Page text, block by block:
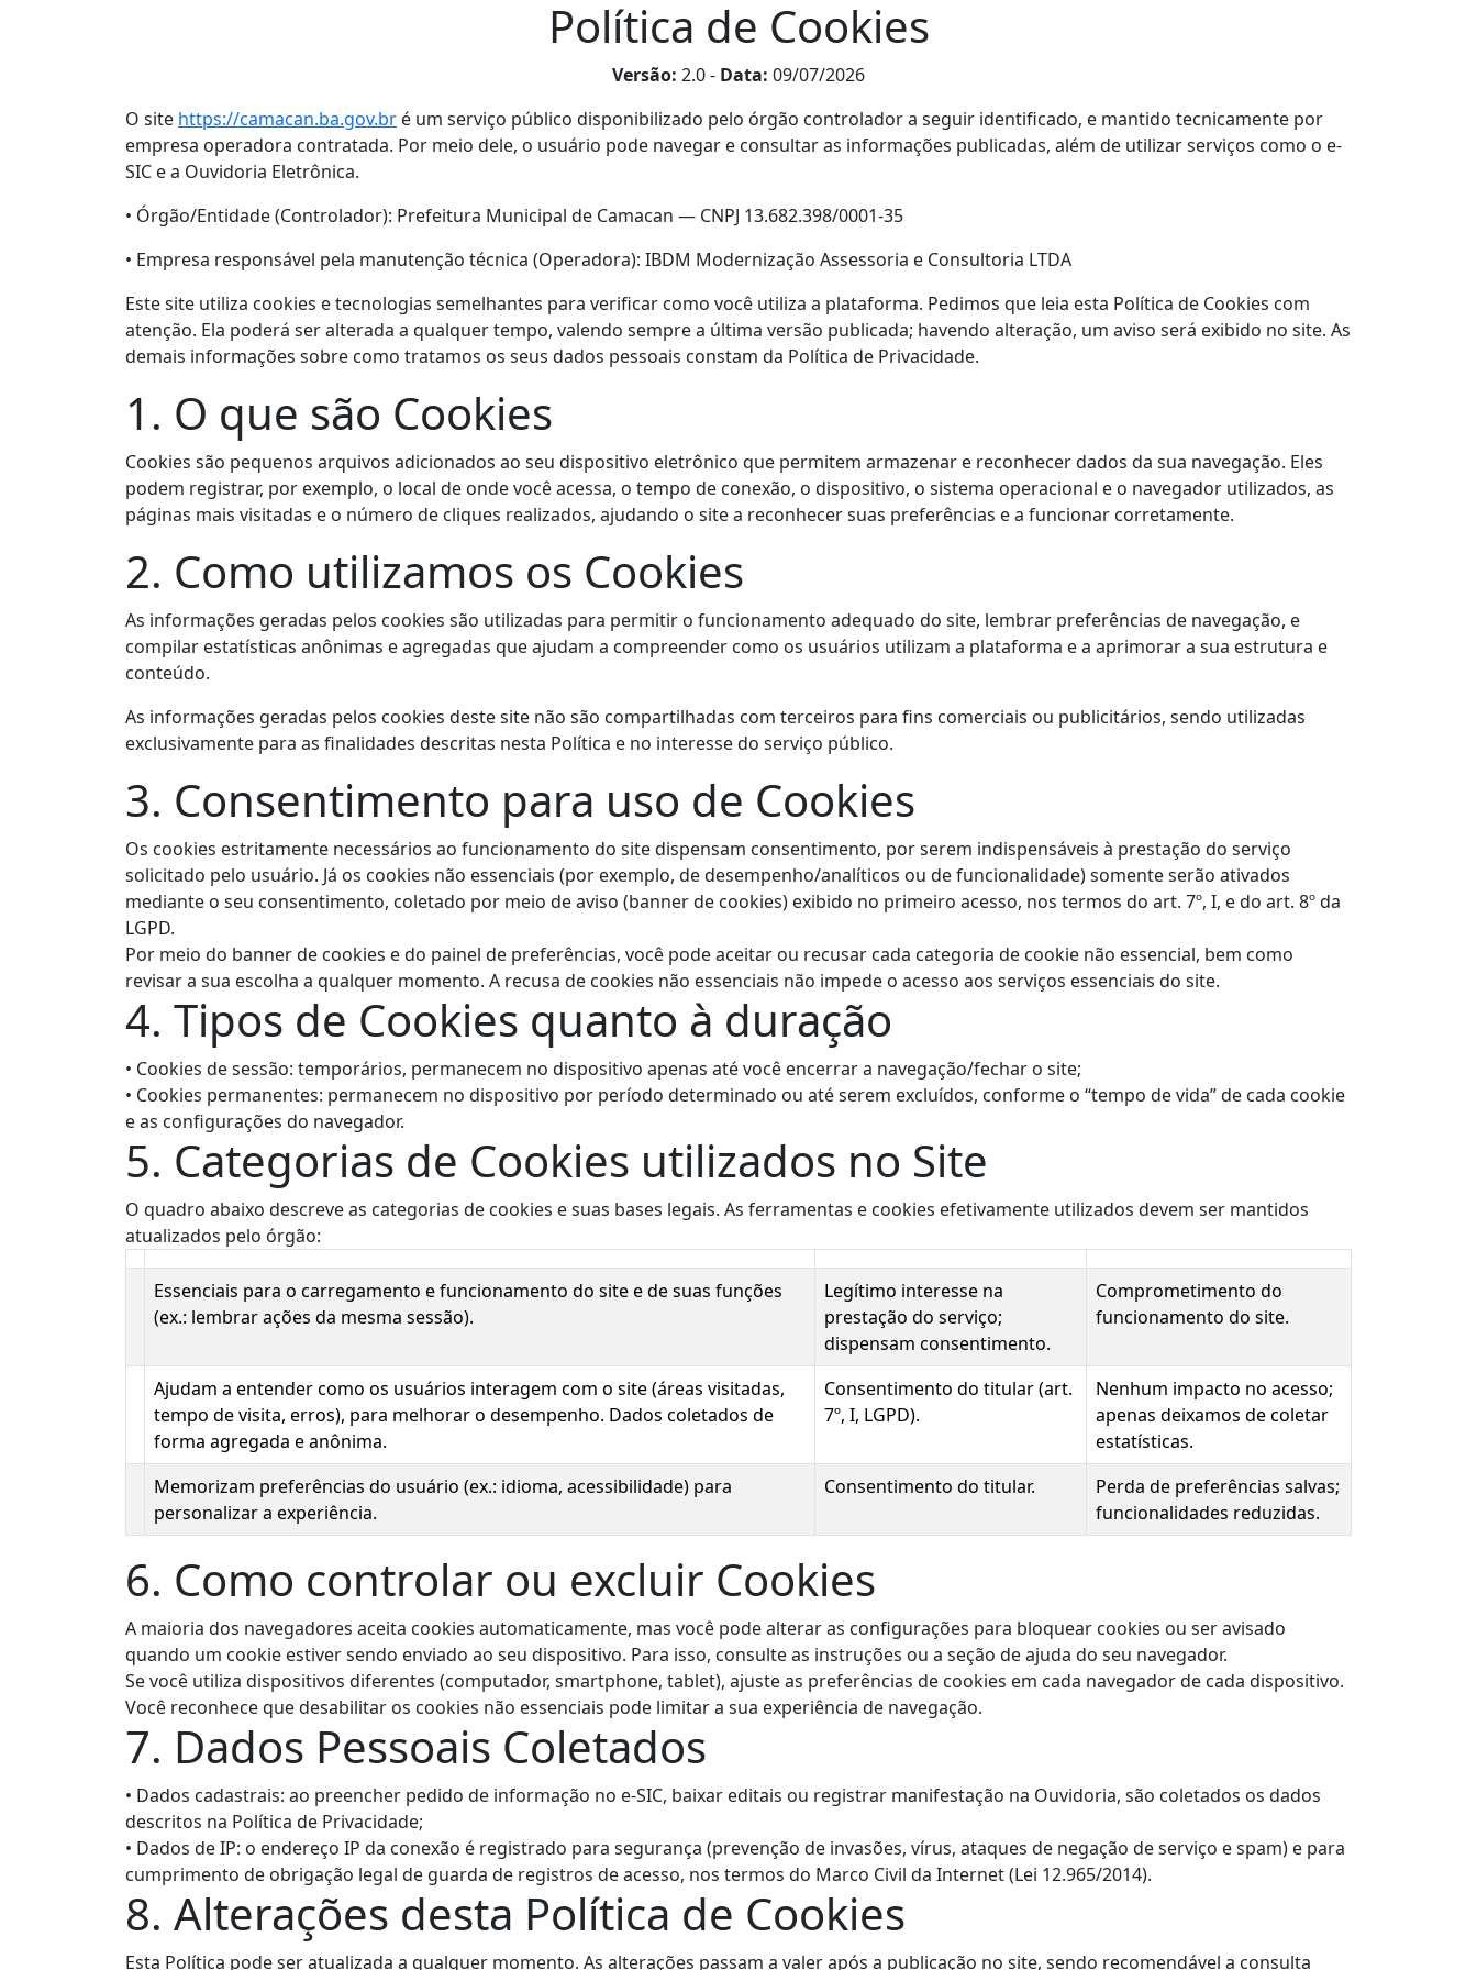
Política de Cookies
Versão: 2.0 - Data: 09/07/2026
O site https://camacan.ba.gov.br é um serviço público disponibilizado pelo órgão controlador a seguir identificado, e mantido tecnicamente por
empresa operadora contratada. Por meio dele, o usuário pode navegar e consultar as informações publicadas, além de utilizar serviços como o e-
SIC e a Ouvidoria Eletrônica.
• Órgão/Entidade (Controlador): Prefeitura Municipal de Camacan — CNPJ 13.682.398/0001-35
• Empresa responsável pela manutenção técnica (Operadora): IBDM Modernização Assessoria e Consultoria LTDA
Este site utiliza cookies e tecnologias semelhantes para verificar como você utiliza a plataforma. Pedimos que leia esta Política de Cookies com
atenção. Ela poderá ser alterada a qualquer tempo, valendo sempre a última versão publicada; havendo alteração, um aviso será exibido no site. As
demais informações sobre como tratamos os seus dados pessoais constam da Política de Privacidade.
1. O que são Cookies
Cookies são pequenos arquivos adicionados ao seu dispositivo eletrônico que permitem armazenar e reconhecer dados da sua navegação. Eles
podem registrar, por exemplo, o local de onde você acessa, o tempo de conexão, o dispositivo, o sistema operacional e o navegador utilizados, as
páginas mais visitadas e o número de cliques realizados, ajudando o site a reconhecer suas preferências e a funcionar corretamente.
2. Como utilizamos os Cookies
As informações geradas pelos cookies são utilizadas para permitir o funcionamento adequado do site, lembrar preferências de navegação, e
compilar estatísticas anônimas e agregadas que ajudam a compreender como os usuários utilizam a plataforma e a aprimorar a sua estrutura e
conteúdo.
As informações geradas pelos cookies deste site não são compartilhadas com terceiros para fins comerciais ou publicitários, sendo utilizadas
exclusivamente para as finalidades descritas nesta Política e no interesse do serviço público.
3. Consentimento para uso de Cookies
Os cookies estritamente necessários ao funcionamento do site dispensam consentimento, por serem indispensáveis à prestação do serviço
solicitado pelo usuário. Já os cookies não essenciais (por exemplo, de desempenho/analíticos ou de funcionalidade) somente serão ativados
mediante o seu consentimento, coletado por meio de aviso (banner de cookies) exibido no primeiro acesso, nos termos do art. 7º, I, e do art. 8º da
LGPD.
Por meio do banner de cookies e do painel de preferências, você pode aceitar ou recusar cada categoria de cookie não essencial, bem como
revisar a sua escolha a qualquer momento. A recusa de cookies não essenciais não impede o acesso aos serviços essenciais do site.
4. Tipos de Cookies quanto à duração
• Cookies de sessão: temporários, permanecem no dispositivo apenas até você encerrar a navegação/fechar o site;
• Cookies permanentes: permanecem no dispositivo por período determinado ou até serem excluídos, conforme o “tempo de vida” de cada cookie
e as configurações do navegador.
5. Categorias de Cookies utilizados no Site
O quadro abaixo descreve as categorias de cookies e suas bases legais. As ferramentas e cookies efetivamente utilizados devem ser mantidos
atualizados pelo órgão:
Essenciais para o carregamento e funcionamento do site e de suas funções
(ex.: lembrar ações da mesma sessão).
Legítimo interesse na
prestação do serviço;
dispensam consentimento.
Comprometimento do
funcionamento do site.
Ajudam a entender como os usuários interagem com o site (áreas visitadas,
tempo de visita, erros), para melhorar o desempenho. Dados coletados de
forma agregada e anônima.
Consentimento do titular (art.
7º, I, LGPD).
Nenhum impacto no acesso;
apenas deixamos de coletar
estatísticas.
Memorizam preferências do usuário (ex.: idioma, acessibilidade) para
personalizar a experiência.
Consentimento do titular.
Perda de preferências salvas;
funcionalidades reduzidas.
6. Como controlar ou excluir Cookies
A maioria dos navegadores aceita cookies automaticamente, mas você pode alterar as configurações para bloquear cookies ou ser avisado
quando um cookie estiver sendo enviado ao seu dispositivo. Para isso, consulte as instruções ou a seção de ajuda do seu navegador.
Se você utiliza dispositivos diferentes (computador, smartphone, tablet), ajuste as preferências de cookies em cada navegador de cada dispositivo.
Você reconhece que desabilitar os cookies não essenciais pode limitar a sua experiência de navegação.
7. Dados Pessoais Coletados
• Dados cadastrais: ao preencher pedido de informação no e-SIC, baixar editais ou registrar manifestação na Ouvidoria, são coletados os dados
descritos na Política de Privacidade;
• Dados de IP: o endereço IP da conexão é registrado para segurança (prevenção de invasões, vírus, ataques de negação de serviço e spam) e para
cumprimento de obrigação legal de guarda de registros de acesso, nos termos do Marco Civil da Internet (Lei 12.965/2014).
8. Alterações desta Política de Cookies
Esta Política pode ser atualizada a qualquer momento. As alterações passam a valer após a publicação no site, sendo recomendável a consulta